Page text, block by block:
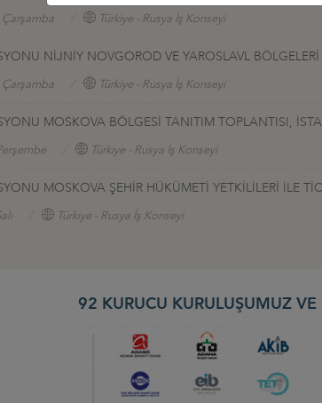
Çarşamba Türkiye - Rusya İş Konseyi
NİJNİY NOVGOROD VE YAROSLAVL
Çarşamba Türkiye - Rusya İş Konseyi
MOSKOVA BÖLGESİ TANITIM TOPLANTISI,
Türkiye - Rusya İş Konseyi
MOSKOVA ŞEHİR HÜKÜMETİ YETKİLİLERİ İLE
Türkiye - Rusya İş Konseyi
92 KURUCU KURULUŞUMUZ